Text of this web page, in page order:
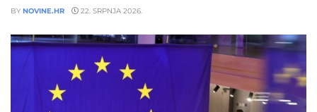
BY NOVINE.HR 22. SRPNJA 2026.